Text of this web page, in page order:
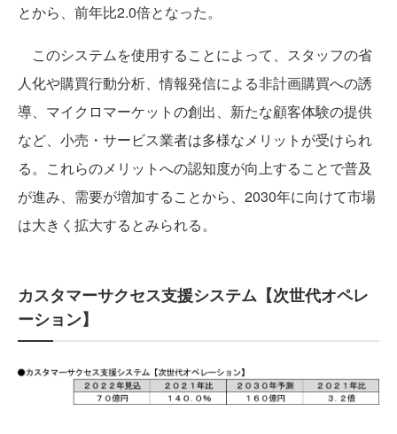
とから、前年比2.0倍となった。
このシステムを使用することによって、スタッフの省
人化や購買行動分析、情報発信による非計画購買への誘
導、マイクロマーケットの創出、新たな顧客体験の提供
など、小売・サービス業者は多様なメリットが受けられ
る。これらのメリットへの認知度が向上することで普及
が進み、需要が増加することから、2030年に向けて市場
は大きく拡大するとみられる。
カスタマーサクセス支援システム【次世代オペレ
ーション】